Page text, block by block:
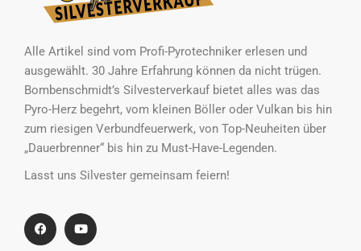
Alle Artikel sind vom Profi-Pyrotechniker erlesen und
ausgewählt. 30 Jahre Erfahrung können da nicht trügen.
Bombenschmidt’s Silvesterverkauf bietet alles was das
Pyro-Herz begehrt, vom kleinen Böller oder Vulkan bis hin
zum riesigen Verbundfeuerwerk, von Top-Neuheiten über
„Dauerbrenner“ bis hin zu Must-Have-Legenden.
Lasst uns Silvester gemeinsam feiern!